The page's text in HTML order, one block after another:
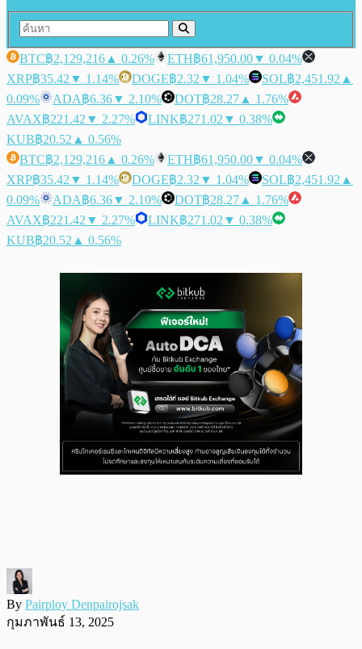
BTC฿2,129,216 ▲ 0.26% ETH฿61,950.00▼ 0.04%
XRP฿35.42 ▼ 1.14% DOGE฿2.32 ▼ 1.04% SOL฿2,451.92 ▲
0.09%
ADA฿6.36▼ 2.10% DOT฿28.27 ▲ 1.76%
AVAX฿221.42 ▼ 2.27% LINK฿271.02 ▼ 0.38%
KUB฿20.52 ▲ 0.56%
BTC฿2,129,216 ▲ 0.26% ETH฿61,950.00▼ 0.04%
XRP฿35.42 ▼ 1.14% DOGE฿2.32 ▼ 1.04% SOL฿2,451.92 ▲
0.09%
ADA฿6.36▼ 2.10% DOT฿28.27 ▲ 1.76%
AVAX฿221.42 ▼ 2.27% LINK฿271.02 ▼ 0.38%
KUB฿20.52 ▲ 0.56%
By Pairploy Denpairojsak
กุมภาพันธ์ 13, 2025